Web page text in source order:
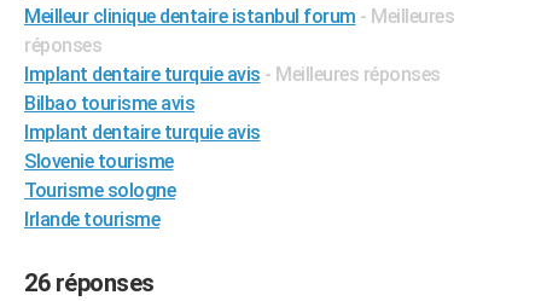
BONS PLANS
CARTE DE VOEUX
Carte de Noël
Carte Bonne année
Carte Saint-Valentin
Carte Pâques
Carte d'anniversaire
DICTIONNAIRE
Dictionnaire
Biographies
Citations
Expressions
Proverbes
PROGRAMME TV
COPAINS D'AVANT
S'inscrire
Se connecter
Lycées
Collèges
Primaires
Universités
Entreprises
Service militaire
Avis de recherche
AVIS DE DÉCÈS
Meilleur clinique dentaire istanbul forum - Meilleures
réponses
Implant dentaire turquie avis - Meilleures réponses
Bilbao tourisme avis
Implant dentaire turquie avis
Slovenie tourisme
Tourisme sologne
Irlande tourisme
26 réponses